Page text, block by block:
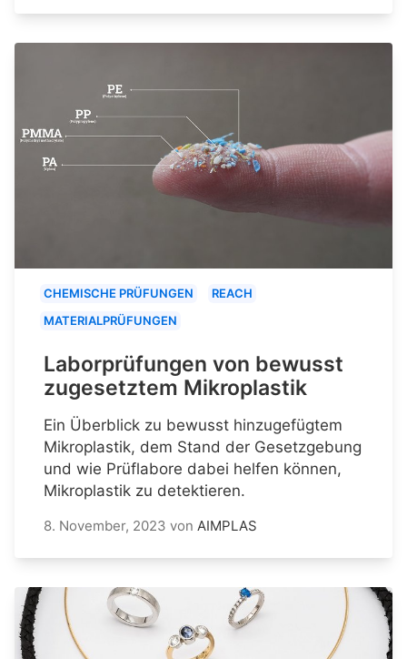
CHEMISCHE PRÜFUNGEN
REACH
MATERIALPRÜFUNGEN
Laborprüfungen von bewusst
zugesetztem Mikroplastik
Ein Überblick zu bewusst hinzugefügtem
Mikroplastik, dem Stand der Gesetzgebung
und wie Prüflabore dabei helfen können,
Mikroplastik zu detektieren.
8. November, 2023 von AIMPLAS